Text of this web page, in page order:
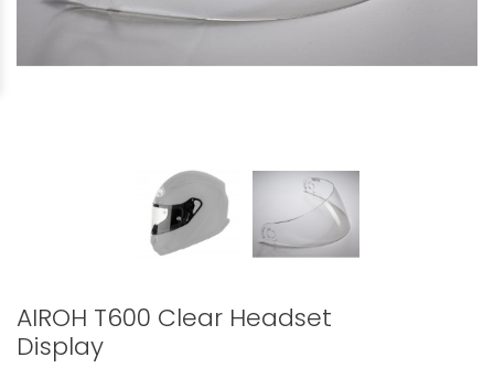
AIROH T600 Clear Headset
Display